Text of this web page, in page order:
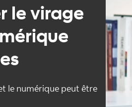
le virage
le numérique peut être